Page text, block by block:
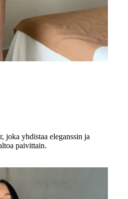
joka yhdistaa eleganssin ja
paivittain.